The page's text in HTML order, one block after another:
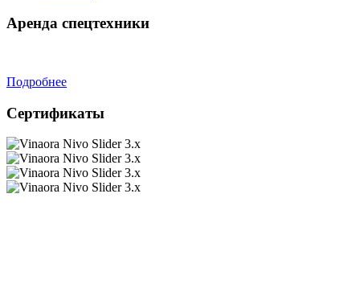
Аренда спецтехники
Подробнее
Сертификаты